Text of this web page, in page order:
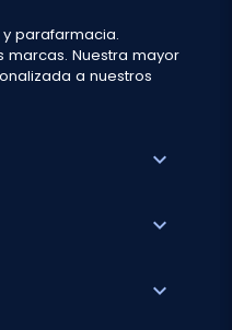
parafarmacia.
Nuestra mayor
a nuestros
expand_more
expand_more
expand_more